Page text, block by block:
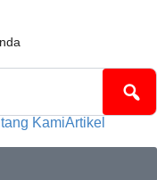
KamiArtikel